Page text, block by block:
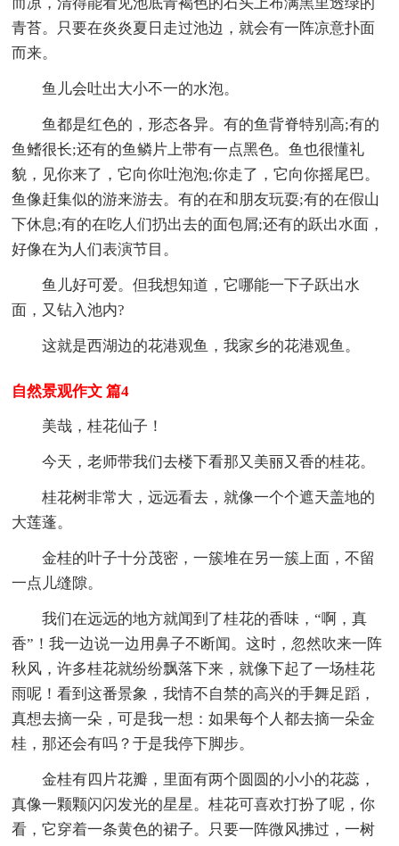
青苔。只要在炎炎夏日走过池边，就会有一阵凉意扑面
而来。
鱼儿会吐出大小不一的水泡。
鱼都是红色的，形态各异。有的鱼背脊特别高;有的
鱼鳍很长;还有的鱼鳞片上带有一点黑色。鱼也很懂礼
貌，见你来了，它向你吐泡泡;你走了，它向你摇尾巴。
鱼像赶集似的游来游去。有的在和朋友玩耍;有的在假山
下休息;有的在吃人们扔出去的面包屑;还有的跃出水面，
好像在为人们表演节目。
鱼儿好可爱。但我想知道，它哪能一下子跃出水
面，又钻入池内?
这就是西湖边的花港观鱼，我家乡的花港观鱼。
自然景观作文 篇4
美哉，桂花仙子！
今天，老师带我们去楼下看那又美丽又香的桂花。
桂花树非常大，远远看去，就像一个个遮天盖地的
大莲蓬。
金桂的叶子十分茂密，一簇堆在另一簇上面，不留
一点儿缝隙。
我们在远远的地方就闻到了桂花的香味，“啊，真
香”！我一边说一边用鼻子不断闻。这时，忽然吹来一阵
秋风，许多桂花就纷纷飘落下来，就像下起了一场桂花
雨呢！看到这番景象，我情不自禁的高兴的手舞足蹈，
真想去摘一朵，可是我一想：如果每个人都去摘一朵金
桂，那还会有吗？于是我停下脚步。
金桂有四片花瓣，里面有两个圆圆的小小的花蕊，
真像一颗颗闪闪发光的星星。桂花可喜欢打扮了呢，你
看，它穿着一条黄色的裙子。只要一阵微风拂过，一树